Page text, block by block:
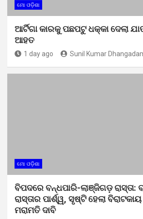
ମୋ ଓଡ଼ିଶା
ଆର୍ଟିଗା କାରକୁ ପଛପଟୁ ଧକ୍କା ଦେଲା
ଆହତ
1 day ago Sunil Kumar
ମୋ ଓଡ଼ିଶା
ବିପଦରେ ବନ୍ଧପାରି-ଲାଞ୍ଜିଗଡ଼ ରାସ୍ତା:
ରାସ୍ତାର ପାର୍ଶ୍ୱ, ସୃଷ୍ଟି ହେଲା
ମରାମତି ଦାବି